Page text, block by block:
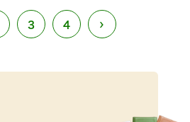
3 4 ›